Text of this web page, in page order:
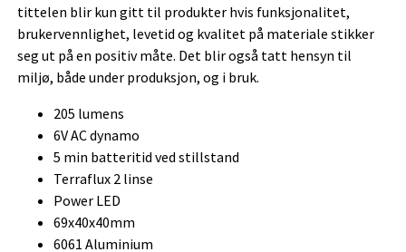
tittelen blir kun gitt til produkter hvis funksjonalitet,
brukervennlighet, levetid og kvalitet på materiale stikker
seg ut på en positiv måte. Det blir også tatt hensyn til
miljø, både under produksjon, og i bruk.
205 lumens
6V AC dynamo
5 min batteritid ved stillstand
Terraflux 2 linse
Power LED
69x40x40mm
6061 Aluminium